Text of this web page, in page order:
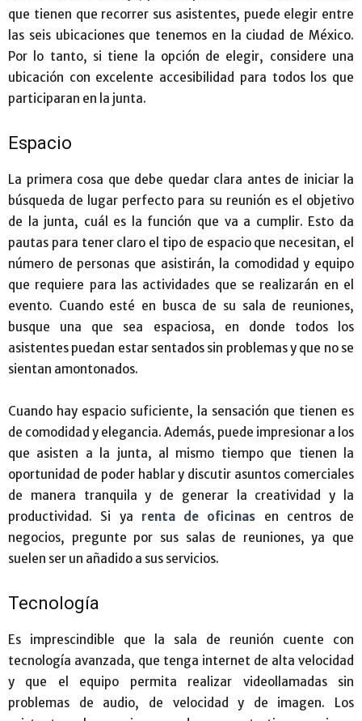
que tienen que recorrer sus asistentes, puede elegir entre
las seis ubicaciones que tenemos en la ciudad de México.
Por lo tanto, si tiene la opción de elegir, considere una
ubicación con excelente accesibilidad para todos los que
participaran en la junta.
Espacio
La primera cosa que debe quedar clara antes de iniciar la
búsqueda de lugar perfecto para su reunión es el objetivo
de la junta, cuál es la función que va a cumplir. Esto da
pautas para tener claro el tipo de espacio que necesitan, el
número de personas que asistirán, la comodidad y equipo
que requiere para las actividades que se realizarán en el
evento. Cuando esté en busca de su sala de reuniones,
busque una que sea espaciosa, en donde todos los
asistentes puedan estar sentados sin problemas y que no se
sientan amontonados.
Cuando hay espacio suficiente, la sensación que tienen es
de comodidad y elegancia. Además, puede impresionar a los
que asisten a la junta, al mismo tiempo que tienen la
oportunidad de poder hablar y discutir asuntos comerciales
de manera tranquila y de generar la creatividad y la
productividad. Si ya renta de oficinas en centros de
negocios, pregunte por sus salas de reuniones, ya que
suelen ser un añadido a sus servicios.
Tecnología
Es imprescindible que la sala de reunión cuente con
tecnología avanzada, que tenga internet de alta velocidad
y que el equipo permita realizar videollamadas sin
problemas de audio, de velocidad y de imagen. Los